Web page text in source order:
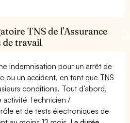
TNS de l’Assurance
de travail
indemnisation pour un arrêt de
ou un accident, en tant que TNS
conditions. Tout d’abord,
activité Technicien /
et de tests électroniques de